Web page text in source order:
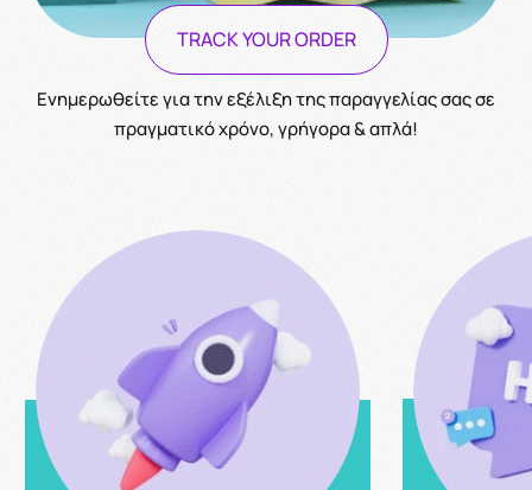
TRACK YOUR ORDER
Ενημερωθείτε για την εξέλιξη της παραγγελίας σας σε
πραγματικό χρόνο, γρήγορα & απλά!